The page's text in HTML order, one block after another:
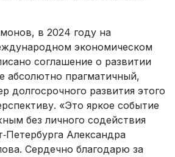
в 2024 году на
экономическом
соглашение о развитии
абсолютно прагматичный,
долгосрочного развития этого
«Это яркое событие
без личного содействия
Александра
Сердечно благодарю за